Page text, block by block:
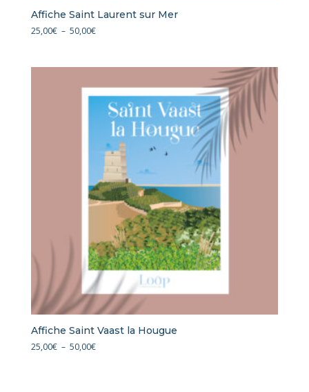
Affiche Saint Laurent sur Mer
25,00€ – 50,00€Plage
à
50,00€
Affiche Saint Vaast la Hougue
25,00€ – 50,00€Plage